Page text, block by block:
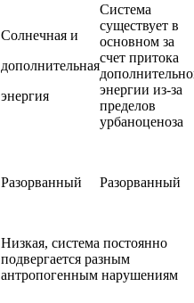
Солнечная и
дополнительная
энергия
Система
существует в
основном за
счет притока
энергии из-за
пределов
урбаноценоза
Разорванный Разорванный
Низкая, система постоянно
подвергается разным
антропогенным нарушениям